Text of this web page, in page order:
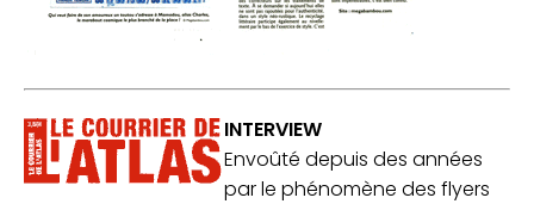
INTERVIEW
Envoûté depuis des années
par le phénomène des flyers